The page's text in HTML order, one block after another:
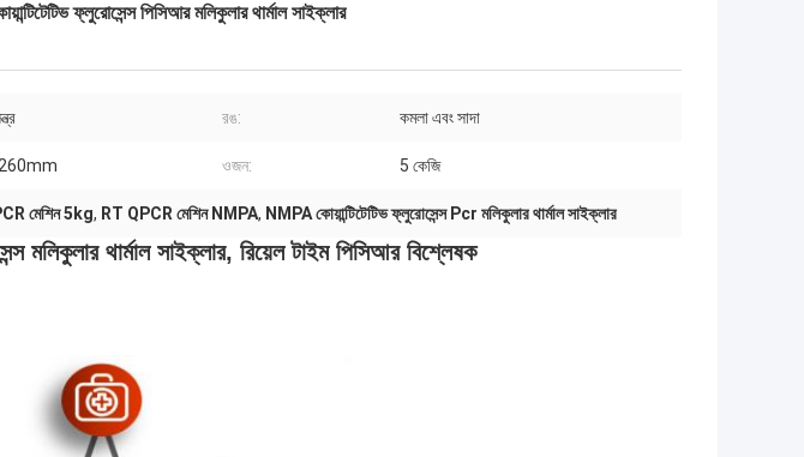
ফ্লুরোসেন্স পিসিআর মলিকুলার থার্মাল সাইক্লার
রঙ: কমলা এবং সাদা
ওজন: 5 কেজি
মেশিন 5kg, RT QPCR মেশিন NMPA, NMPA কোয়ান্টিটেটিভ ফ্লুরোসেন্স Pcr মলিকুলার থার্মাল সাইক্লার
মলিকুলার থার্মাল সাইক্লার, রিয়েল টাইম পিসিআর বিশ্লেষক